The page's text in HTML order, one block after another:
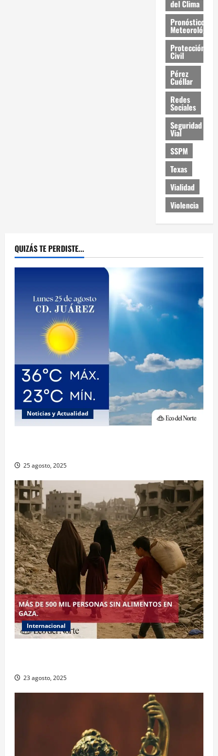
del Clima
Pronóstico
Meteorológico
Protección
Civil
Pérez
Cuéllar
Redes
Sociales
Seguridad
Vial
SSPM
Texas
Vialidad
Violencia
QUIZÁS TE PERDISTE...
Noticias y Actualidad
25 agosto, 2025
Internacional
23 agosto, 2025